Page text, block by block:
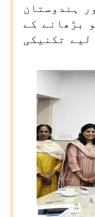
ہندوستان
بڑھانے کے
تکنیکی